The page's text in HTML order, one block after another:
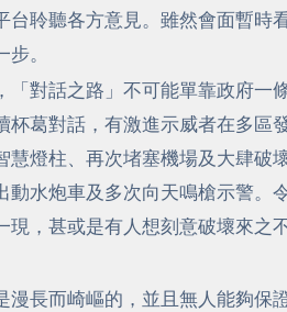
台聆聽各方意見。雖然會面暫時
。
「對話之路」不可能單靠政府一
杯葛對話，有激進示威者在多區
慧燈柱、再次堵塞機場及大肆破
動水炮車及多次向天鳴槍示警。
，甚或是有人想刻意破壞來之
漫長而崎嶇的，並且無人能夠